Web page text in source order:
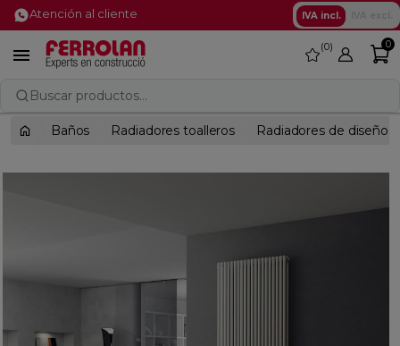
Atención al cliente IVA incl.
 favorite
0 0
Buscar productos...
Baños Radiadores toalleros Radiadores de diseño